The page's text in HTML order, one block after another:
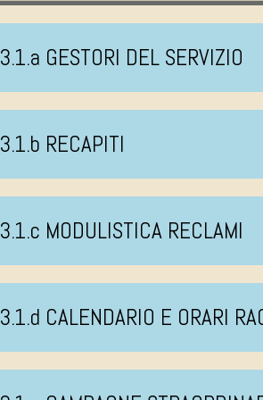
3.1.a GESTORI DEL SERVIZIO
3.1.b RECAPITI
3.1.c MODULISTICA RECLAMI
3.1.d CALENDARIO E ORARI